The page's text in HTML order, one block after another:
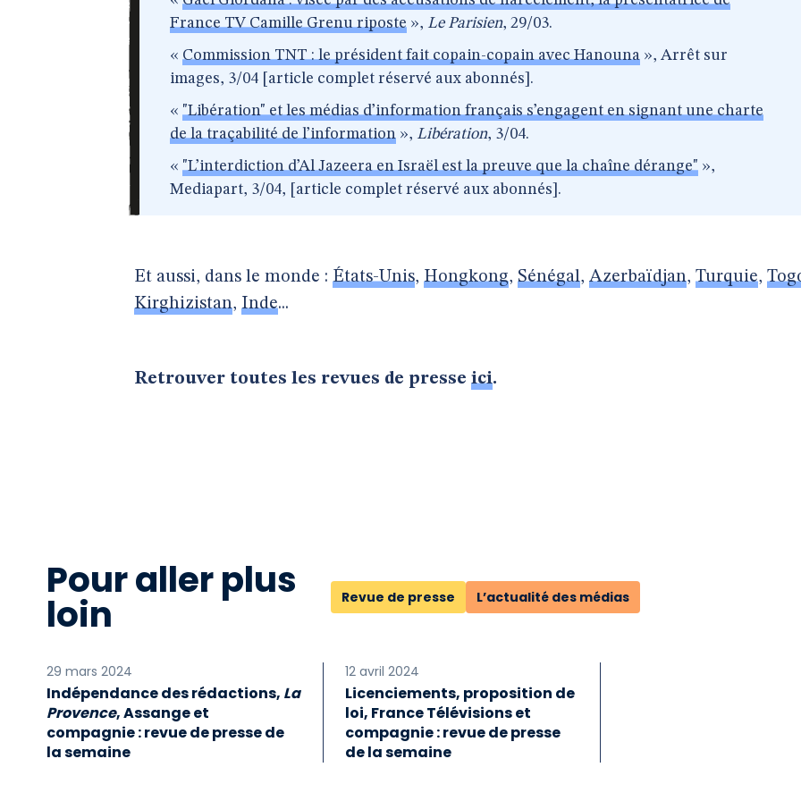
France TV Camille Grenu riposte », Le Parisien, 29/03.
« Commission TNT : le président fait copain-copain avec Hanouna », Arrêt sur
images, 3/04 [article complet réservé aux abonnés].
« "Libération" et les médias d’information français s’engagent en signant une charte
de la traçabilité de l’information », Libération, 3/04.
« "L’interdiction d’Al Jazeera en Israël est la preuve que la chaîne dérange" »,
Mediapart, 3/04, [article complet réservé aux abonnés].
Et aussi, dans le monde : États-Unis, Hongkong, Sénégal, Azerbaïdjan, Turquie,
Kirghizistan, Inde...
Retrouver toutes les revues de presse ici.
Pour aller plus
loin Revue de presse L’actualité des médias
29 mars 2024
Indépendance des rédactions, La
Provence, Assange et
compagnie : revue de presse de
la semaine
12 avril 2024
Licenciements, proposition de
loi, France Télévisions et
compagnie : revue de presse
de la semaine